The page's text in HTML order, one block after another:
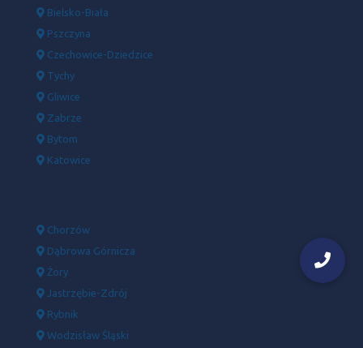
Bielsko-Biała
Pszczyna
Czechowice-Dziedzice
Tychy
Gliwice
Zabrze
Bytom
Katowice
Chorzów
Dąbrowa Górnicza
Żory
Jastrzębie-Zdrój
Rybnik
Wodzisław Śląski